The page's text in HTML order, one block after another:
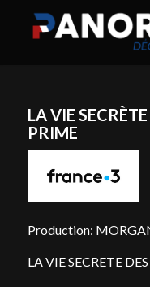
LA VIE
PRIME
Production:
LA VIE SECRETE